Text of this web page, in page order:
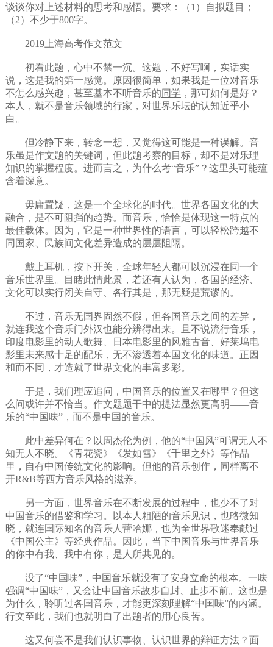
谈谈你对上述材料的思考和感悟。要求：（1）自拟题目；
（2）不少于800字。
2019上海高考作文范文
初看此题，心中不禁一沉。这题，不好写啊，实话实
说，这是我的第一感觉。原因很简单，如果我是一位对音乐
不怎么感兴趣，甚至基本不听音乐的同学 ，那可如何是好？
本人，就不是音乐领域的行家，对世界乐坛的认知近乎小
白。
但冷静下来，转念一想，又觉得这可能是一种误解。音
乐虽是作文题的关键词，但此题考察的目标，却不是对乐理
知识的掌握程度。进而言之，为什么考“音乐”？这里头可能蕴
含着深意。
毋庸置疑，这是一个全球化的时代。世界各国文化的大
融合，是不可阻挡的趋势。而音乐，恰恰是体现这一特点的
最佳载体。因为，它是一种世界性的语言，可以轻松跨越不
同国家、民族间文化差异造成的层层阻隔。
戴上耳机，按下开关，全球年轻人都可以沉浸在同一个
音乐世界里。目睹此情此景，若还有人认为，各国的经济、
文化可以实行闭关自守、各行其是，那无疑是荒谬的。
不过，音乐无国界固然不假，但各国音乐之间的差异，
就连我这个音乐门外汉也能分辨得出来。且不说流行音乐，
印度电影里的动人歌舞、日本电影里的风雅古音、好莱坞电
影里未来感十足的配乐，无不渗透着本国文化的味道。正因
和而不同，才造就了世界文化的丰富多彩。
于是，我们理应追问，中国音乐的位置又在哪里？但这
么问或许并不恰当。作文题题干中的提法显然更高明——音
乐的“中国味”，而不是中国的音乐。
此中差异何在？以周杰伦为例，他的“中国风”可谓无人不
知无人不晓。《青花瓷》《发如雪》《千里之外》等作品
里，自有中国传统文化的影响。但他的音乐创作，同样离不
开R&B等西方音乐风格的滋养。
另一方面，世界音乐在不断发展的过程中，也少不了对
中国音乐的借鉴和学习。以本人粗陋的音乐见识，也略微知
晓，就连国际知名的音乐人蕾哈娜，也为全世界歌迷奉献过
《中国公主》等经典作品。因此，当下中国音乐与世界音乐
的你中有我、我中有你，是人所共见的。
没了“中国味”，中国音乐就没有了安身立命的根本。一味
强调“中国味”，又会让中国音乐故步自封、止步不前。这也是
为什么，聆听过各国音乐，才能更深刻理解“中国味”的内涵。
行文至此，我们也就明白了出题者的用心良苦。
这又何尝不是我们认识事物、认识世界的辩证方法？面